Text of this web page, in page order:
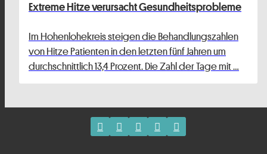
Extreme Hitze verursacht Gesundheitsprobleme
Im Hohenlohekreis steigen die Behandlungszahlen
von Hitze Patienten in den letzten fünf Jahren um
durchschnittlich 13,4 Prozent. Die Zahl der Tage mit …